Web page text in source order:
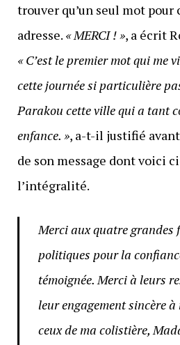
trouver qu’un seul mot pour
adresse. « MERCI ! », a écrit
« C’est le premier mot qui me
cette journée si particulière
Parakou cette ville qui a tant
enfance. », a-t-il justifié
de son message dont voici
l’intégralité.
Merci aux quatre grandes
politiques pour la
témoignée. Merci à leurs
leur engagement sincère à
ceux de ma colistière,